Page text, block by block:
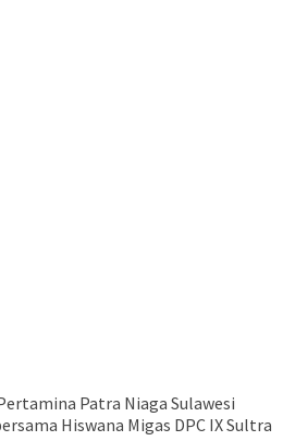
Patra Niaga Sulawesi
Hiswana Migas DPC IX Sultra